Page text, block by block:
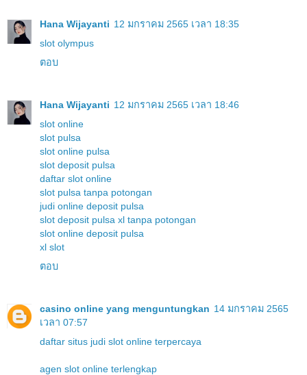
Hana Wijayanti 12 มกราคม 2565 เวลา 18:35
slot olympus
ตอบ
Hana Wijayanti 12 มกราคม 2565 เวลา 18:46
slot online
slot pulsa
slot online pulsa
slot deposit pulsa
daftar slot online
slot pulsa tanpa potongan
judi online deposit pulsa
slot deposit pulsa xl tanpa potongan
slot online deposit pulsa
xl slot
ตอบ
casino online yang menguntungkan 14 มกราคม 2565
เวลา 07:57
daftar situs judi slot online terpercaya
agen slot online terlengkap